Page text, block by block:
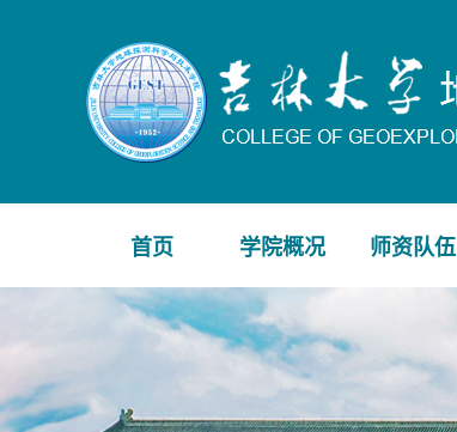
首页 学院概况 师资队伍